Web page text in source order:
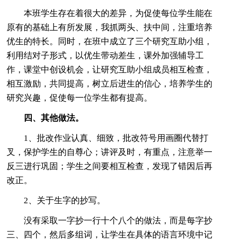
本班学生存在着很大的差异，为促使每位学生能在
原有的基础上有所发展，我抓两头、扶中间，注重培养
优生的特长。同时，在班中成立了三个研究互助小组，
利用结对子形式，以优生带动差生，课外加强辅导工
作，课堂中创设机会，让研究互助小组成员相互检查，
相互激励，共同提高，树立后进生的信心，培养学生的
研究兴趣，促使每一位学生都有提高。
四、其他做法。
1、批改作业认真、细致，批改符号用画圈代替打
叉，保护学生的自尊心；讲评及时，有重点，注意举一
反三进行巩固；学生之间要相互检查，发现了错因后再
改正。
2、关于生字的抄写。
没有采取一字抄一行十个八个的做法，而是每字抄
三、四个，然后多组词，让学生在具体的语言环境中记